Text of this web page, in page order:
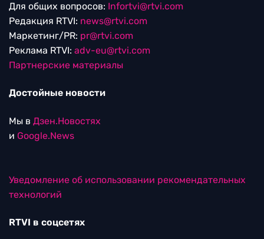
Для общих вопросов: Infortvi@rtvi.com
Редакция RTVI: news@rtvi.com
Маркетинг/PR: pr@rtvi.com
Реклама RTVI: adv-eu@rtvi.com
Партнерские материалы
Достойные новости
Мы в Дзен.Новостях
и Google.News
Уведомление об использовании рекомендательных
технологий
RTVI в соцсетях